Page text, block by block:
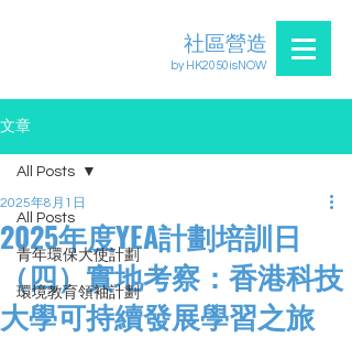
by HK2050isNOW
社區營造
文章
All Posts
青年環保大使計劃
環境教育領袖計劃
All Posts
2025年度YEA計劃培訓日
（四）實地考察：香港科技
大學可持續發展學習之旅
2025年8月1日